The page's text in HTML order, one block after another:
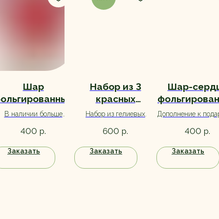
Шар
Сердце
В наличии больше
при заказе :)
400 р.
Заказать
Набор из 3
красных
латексных
Набор из гелиевых
для долгого полета.
600 р.
Заказать
Шар-
Дополнение к
выбор,400 р.
Заказать